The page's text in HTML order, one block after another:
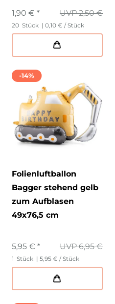
UVP 2,50 €
1,90 € *
20 Stück | 0,10 € / Stück
-14%
Folienluftballon
Bagger stehend gelb
zum Aufblasen
49x76,5 cm
UVP 6,95 €
5,95 € *
1 Stück | 5,95 € / Stück